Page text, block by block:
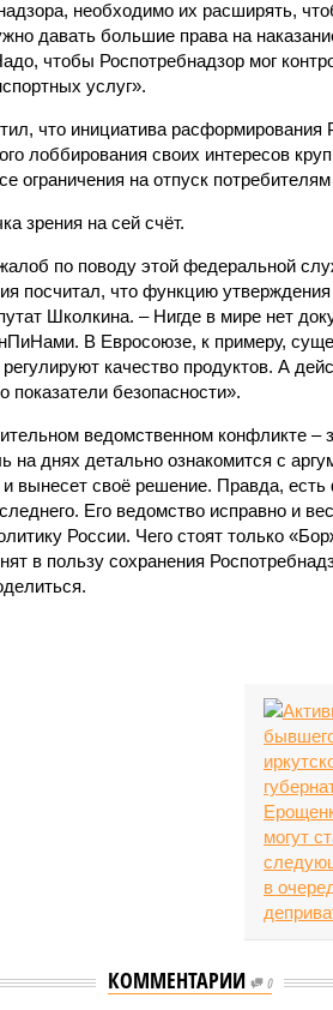
необходимо их расширять,
давать большие права на
чтобы Роспотребнадзор мог
услуг».
что инициатива расформирования
лоббирования своих интересов
ограничения на отпуск
зрения на сей счёт.
по поводу этой федеральной
посчитал, что функцию
Школкина. – Нигде в мире нет
В Евросоюзе, к примеру,
качество продуктов. А
показатели безопасности».
ведомственном конфликте –
на днях детально ознакомится с
вынесет своё решение. Правда, есть
Его ведомство исправно и
России. Чего стоят только
в пользу сохранения
КОММЕНТАРИИ 0